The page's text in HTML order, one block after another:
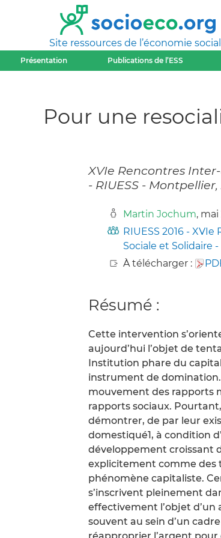
Site ressources de l’économie
Présentation Publications de l’ESS
Pour une
XVIe Rencontres
- RIUESS - Montpellier,
Martin Jochum, mai
RIUESS 2016 -
Sociale et Solidaire
À télécharger :
Résumé :
Cette intervention
aujourd’hui l’objet de
Institution phare du
instrument de
mouvement des rapports
rapports sociaux.
démontrer, de par leur
domestiqué1, à condition
développement croissant
explicitement comme des
phénomène capitaliste.
s’inscrivent pleinement
effectivement l’objet
souvent au sein d’un